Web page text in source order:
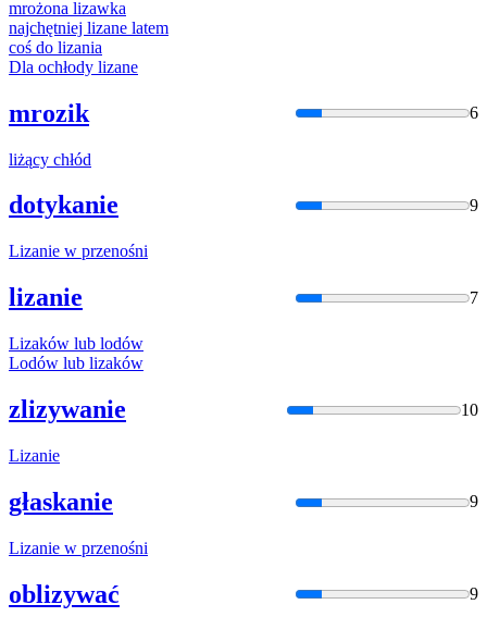
mrożona lizawka
najchętniej lizane latem
coś do lizania
Dla ochłody lizane
mrozik 6
liżący chłód
dotykanie 9
Lizanie w przenośni
lizanie 7
Lizaków lub lodów
Lodów lub lizaków
zlizywanie 10
Lizanie
głaskanie 9
Lizanie w przenośni
oblizywać 9